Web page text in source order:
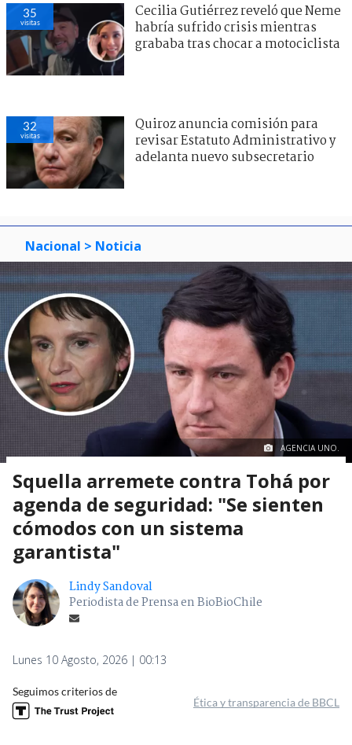
35
visitas
Cecilia Gutiérrez reveló que Neme
habría sufrido crisis mientras
grababa tras chocar a motociclista
32
visitas
Quiroz anuncia comisión para
revisar Estatuto Administrativo y
adelanta nuevo subsecretario
Nacional > Noticia
AGENCIA UNO.
Squella arremete contra Tohá por
agenda de seguridad: "Se sienten
cómodos con un sistema
garantista"
Lindy Sandoval
Periodista de Prensa en BioBioChile
Lunes 10 Agosto, 2026 | 00:13
Seguimos criterios de
Ética y transparencia de BBCL